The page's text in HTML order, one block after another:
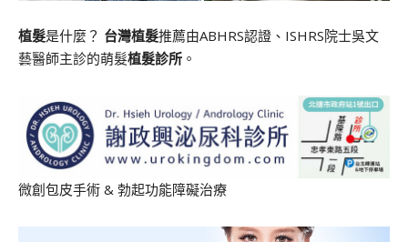
植髮是什麼？ 台灣植髮推薦由ABHRS認證、ISHRS院士吳文
藝醫師主診的萌髮植髮診所 。
微創包皮手術 & 勃起功能障礙治療